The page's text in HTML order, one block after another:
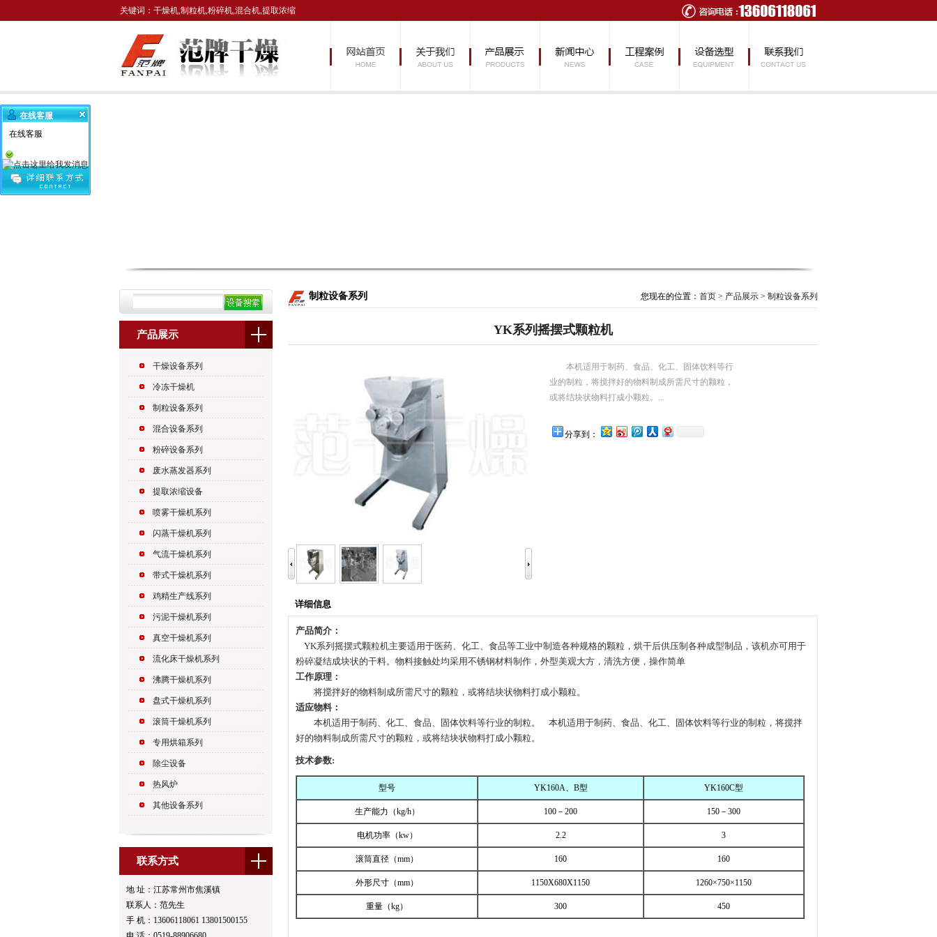
关键词：干燥机,制粒机,粉碎机,混合机,提取浓缩
产品展示
干燥设备系列
冷冻干燥机
制粒设备系列
混合设备系列
粉碎设备系列
废水蒸发器系列
提取浓缩设备
喷雾干燥机系列
闪蒸干燥机系列
气流干燥机系列
带式干燥机系列
鸡精生产线系列
污泥干燥机系列
真空干燥机系列
流化床干燥机系列
沸腾干燥机系列
盘式干燥机系列
滚筒干燥机系列
专用烘箱系列
除尘设备
热风炉
其他设备系列
联系方式
地 址：江苏常州市焦溪镇
联系人：范先生
手 机：13606118061 13801500155
制粒设备系列 您现在的位置： 首页 > 产品展示 > 制粒设备系列
YK系列摇摆式颗粒机
本机适用于制药、食品、化工、固体饮料等行
业的制粒，将搅拌好的物料制成所需尺寸的颗粒，
或将结块状物料打成小颗粒。...
分享到：
详细信息
产品简介：
YK系列摇摆式颗粒机主要适用于医药、化工、食品等工业中制造各种规格的颗粒，烘干后供压制各种成型制品，该机亦可用于
粉碎凝结成块状的干料。物料接触处均采用不锈钢材料制作，外型美观大方，清洗方便，操作简单
工作原理：
将搅拌好的物料制成所需尺寸的颗粒，或将结块状物料打成小颗粒。
适应物料：
本机适用于制药、化工、食品、固体饮料等行业的制粒。 本机适用于制药、食品、化工、固体饮料等行业的制粒，将搅拌
好的物料制成所需尺寸的颗粒，或将结块状物料打成小颗粒。
技术参数:
型号 YK160A、B型 YK160C型
生产能力（kg/h） 100 －200 150 －300
电机功率（kw） 2.2 3
滚筒直径（mm） 160 160
外形尺寸（mm） 1150X680X1150 1260×750×1150
重量（kg） 300 450
在线客服
在线客服